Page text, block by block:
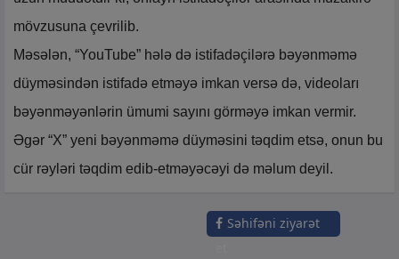
mövzusuna çevrilib.
Məsələn, “YouTube” hələ də istifadəçilərə bəyənməmə
düyməsindən istifadə etməyə imkan versə də, videoları
bəyənməyənlərin ümumi sayını görməyə imkan vermir.
Əgər “X” yeni bəyənməmə düyməsini təqdim etsə, onun bu
cür rəyləri təqdim edib-etməyəcəyi də məlum deyil.
Səhifəni ziyarət